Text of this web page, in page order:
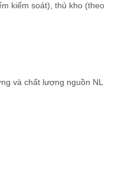
kiểm soát), thủ kho (theo
và chất lượng nguồn NL